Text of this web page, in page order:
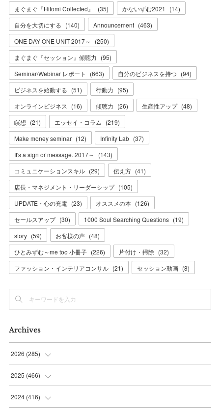
まぐまぐ『Hitomi Collected』
(35) かないずむ2021 (14)
自分を大切にする (140) Announcement (463)
ONE DAY ONE UNIT 2017～
(250)
まぐまぐ『セッション』傾聴力 (95)
Seminar/Webinar レポート
(663) 自分のビジネスを持つ (94)
ビジネスを始動する (51) 行動力 (95)
オンラインビジネス
(16) 傾聴力 (26) 生産性アップ (48)
瞑想 (21) エッセイ・コラム (219)
Make money seminar (12) Infinity Lab (37)
It's a sign or message. 2017～
(143)
コミュニケーションスキル (29) 伝え方 (41)
店長・マネジメント・リーダーシップ (105)
UPDATE・心の充電 (23) オススメの本 (126)
セールスアップ (30) 1000 Soul Searching Questions (19)
story (59) お客様の声 (48)
ひとみずむ～me too 小冊子 (226) 片付け・掃除 (32)
ファッション・インテリアコンサル (21) セッション動画 (8)
Archives
2026 (285)
(6)
(36
2025 (466)
(56
2024 (416)